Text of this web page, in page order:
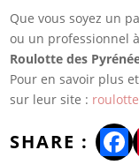
Que vous soyez un
ou un professionnel
Roulotte des
Pour en savoir plus
sur leur site :